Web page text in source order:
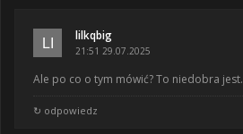
lilkqbig
21:51 29.07.2025
Ale po co o tym mówić? To niedobra jest.
↻ odpowiedz